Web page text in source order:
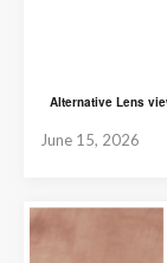
Alternative Lens
June 15, 2026